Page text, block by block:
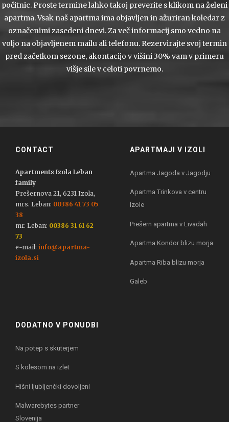
počitnic. Proste termine lahko takoj preverite s klikom na želeni
apartma. Vsak naš apartma ima objavljen in ažuriran koledar z
označenimi zasedeni dnevi. Za več informacij smo vedno na
voljo na objavljenem mailu ali telefonu. Rezervirajte svoj termin
pred začetkom sezone, akontacijo v višini 30% vam v primeru
višje sile v celoti povrnemo.
CONTACT
Apartments Izola Leban
family
Prešernova 21, 6231 Izola,
mrs. Leban: 00386 41 73 05
38
mr. Leban: 00386 31 61 62
73
e-mail: info@apartma-
izola.si
APARTMAJI V IZOLI
Apartma Jagoda v Jagodju
Apartma Trinkova v centru
Izole
Prešern apartma v Livadah
Apartma Kondor blizu morja
Apartma Riba blizu morja
Galeb
DODATNO V PONUDBI
Na potep s skuterjem
S kolesom na izlet
Hišni ljubljenčki dovoljeni
Malwarebytes partner
Slovenija